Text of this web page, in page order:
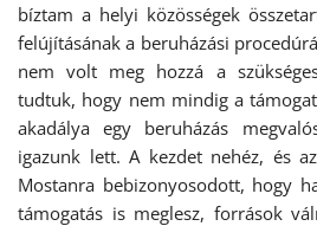
bíztam a helyi közösségek
felújításának a beruházási
nem volt meg hozzá a
tudtuk, hogy nem mindig a
akadálya egy beruházás
igazunk lett. A kezdet nehéz, és
Mostanra bebizonyosodott, hogy
támogatás is meglesz, források